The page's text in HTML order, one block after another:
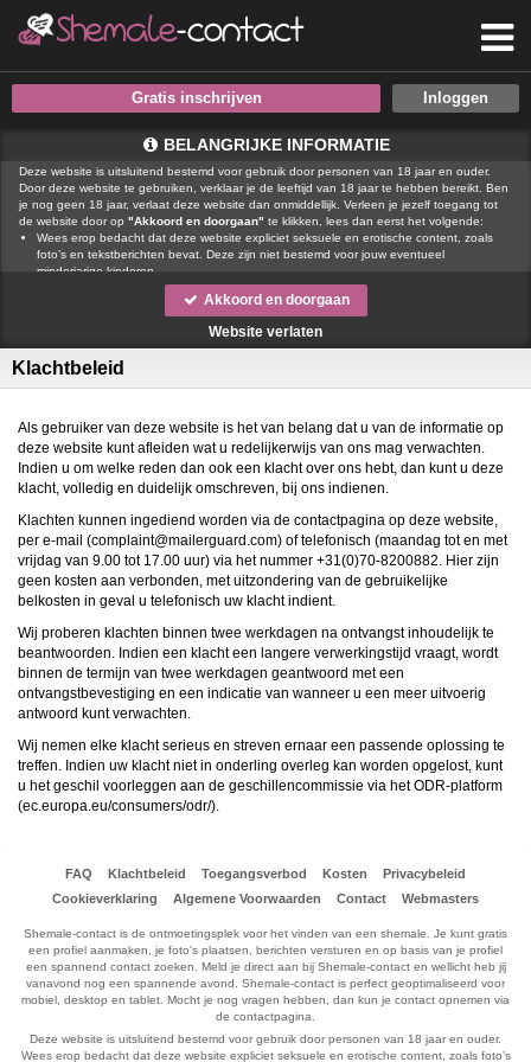
Gratis inschrijven
BELANGRIJKE INFORMATIE
Deze website is uitsluitend bestemd voor gebruik door personen van 18 jaar en ouder.
Door deze website te gebruiken, verklaar je de leeftijd van 18 jaar te hebben bereikt. Ben
je nog geen 18 jaar, verlaat deze website dan onmiddellijk. Verleen je jezelf toegang tot
de website door op "Akkoord en doorgaan" te klikken, lees dan eerst het volgende:
Wees erop bedacht dat deze website expliciet seksuele en erotische content, zoals
foto’s en tekstberichten bevat. Deze zijn niet bestemd voor jouw eventueel
minderjarige kinderen.
gebruikt functionele, analytische cookies, social media cookies en
vergelijkbare technieken, zoals Google Webmaster Tools, Google Analytics, Alexa
Certify, Yandex, Hotjar, Histats en Statcounter die automatisch gegevens kunnen
verzamelen wanneer je de website bezoekt. De gegevens verkregen uit de cookies,
teneinde het voor
Wees voorzichtig bij het praten met vreemden via deze website. Je weet immers nooit
achternaam, e-mailadres, huis- of werkadres, telefoonnummer of andere naar jou
herleidbare gegevens op deze website.
Zet iemand jou onder druk op deze website, bijvoorbeeld om persoonlijke of financiële
gegevens te verstrekken? Stop dan meteen met het communiceren met deze persoon.
Let er ook op dat mensen in staat zijn op een listige manier dergelijke gegevens van je
Voorkom dat jouw minderjarige kinderen met erotische of anderszins voor minderjarigen
ongeschikte online content in aanraking komen. Daarvoor enkele tips:
Installeer programma’s voor ouderlijk toezicht op jouw apparaat. Voorbeelden van
programma’s voor ouderlijk toezicht zijnNetnanny ,Connectsafely,Kasperskyen
Norton. Deze programma’s werken zodanig dat toegang tot specifieke websites en
online inhoud worden geblokkeerd. Vaak blokkeren deze programma’s standaard al
ongeschikt zijn voor minderjarigen. Door middel van updates kunnen daar steeds
nieuwe websites aan worden toegevoegd.
Neem contact op met jouw internetprovider. Er zijn internetproviders die het mogelijk
maken dat bepaalde informatie van internet wordt gefilterd. Je kunt jouw
internetprovider raadplegen om na te vragen of deze service ook voor jou mogelijk
is.
zodat je kunt zien welke websites door jouw minderjarige kinderen zijn bezocht.
Door in geval van ongewenste sitebezoeken jouw minderjarige kinderen daarop
aan te spreken, kun je jouw kinderen leren dat de websites niet voor hun geschikt
zijn. Bovendien kun je naar aanleiding daarvan beoordelen in hoeverre jouw kind
vreemden, bijvoorbeeld via een chatwebsite. Leer ze ook dat niet iedereen op
internet hoeft te zijn wie ze zeggen te zijn en dat men wel eens verkeerde
bedoelingen kan hebben als iemand via het internet contact opneemt met jouw
die zij online hebben ontmoet, moeten afspreken zonder daarover eerst met jou te
overleggen. Ook is het raadzaam jouw kind te vertellen dat hij jou meteen moet
laten weten wanneer iemand op internet contact met hem opneemt of wanneer
jouw kind seksueel getinte content of andere content waarvan hij schrikt, op
internet tegenkomt.
, de exploitant van deze website,
chatdiensten voor entertainmentdoeleinden. Om van deze diensten gebruik te kunnen
maken, heb je credits nodig. Je ontvangt er bij jouw aanmelding een paar gratis, maar
Akkoord en doorgaan
Website verlaten
Klachtbeleid
Als gebruiker van deze website is het van belang dat u van de informatie op
deze website kunt afleiden wat u redelijkerwijs van ons mag verwachten.
Indien u om welke reden dan ook een klacht over ons hebt, dan kunt u deze
klacht, volledig en duidelijk omschreven, bij ons indienen.
Klachten kunnen ingediend worden via de contactpagina op deze website,
per e-mail (moc.draugreliam@tnialpmoc) of telefonisch (maandag tot en met
vrijdag van 9.00 tot 17.00 uur) via het nummer +31(0)70-8200882. Hier zijn
geen kosten aan verbonden, met uitzondering van de gebruikelijke
belkosten in geval u telefonisch uw klacht indient.
Wij proberen klachten binnen twee werkdagen na ontvangst inhoudelijk te
beantwoorden. Indien een klacht een langere verwerkingstijd vraagt, wordt
binnen de termijn van twee werkdagen geantwoord met een
ontvangstbevestiging en een indicatie van wanneer u een meer uitvoerig
antwoord kunt verwachten.
Wij nemen elke klacht serieus en streven ernaar een passende oplossing te
treffen. Indien uw klacht niet in onderling overleg kan worden opgelost, kunt
u het geschil voorleggen aan de geschillencommissie via het ODR-platform
(ec.europa.eu/consumers/odr/).
FAQ Klachtbeleid Toegangsverbod Kosten
Privacybeleid
Cookieverklaring
Algemene Voorwaarden Contact Webmasters
Shemale-contact is de ontmoetingsplek voor het vinden van een shemale. Je kunt gratis
een profiel aanmaken, je foto's plaatsen, berichten versturen en op basis van je profiel
een spannend contact zoeken. Meld je direct aan bij Shemale-contact en wellicht heb jij
vanavond nog een spannende avond. Shemale-contact is perfect geoptimaliseerd voor
mobiel, desktop en tablet. Mocht je nog vragen hebben, dan kun je contact opnemen via
de contactpagina.
Deze website is uitsluitend bestemd voor gebruik door personen van 18 jaar en ouder.
Wees erop bedacht dat deze website expliciet seksuele en erotische content, zoals foto’s